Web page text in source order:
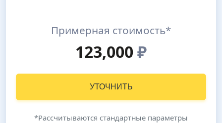
Примерная стоимость*
123,000₽
УТОЧНИТЬ
*Рассчитываются стандартные параметры